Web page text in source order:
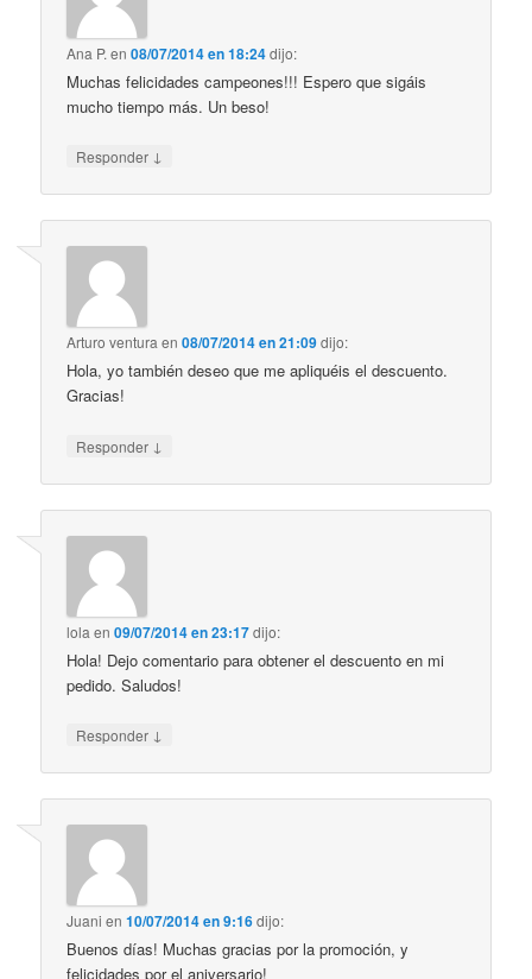
Ana P. en08/07/2014 en 18:24dijo:
Muchas felicidades campeones!!! Espero que sigáis
mucho tiempo más. Un beso!
Responder ↓
Arturo venturaen08/07/2014 en 21:09dijo:
Hola, yo también deseo que me apliquéis el descuento.
Gracias!
Responder ↓
lola en09/07/2014 en 23:17dijo:
Hola! Dejo comentario para obtener el descuento en mi
pedido. Saludos!
Responder ↓
Juani en10/07/2014 en 9:16dijo:
Buenos días! Muchas gracias por la promoción, y
felicidades por el aniversario!